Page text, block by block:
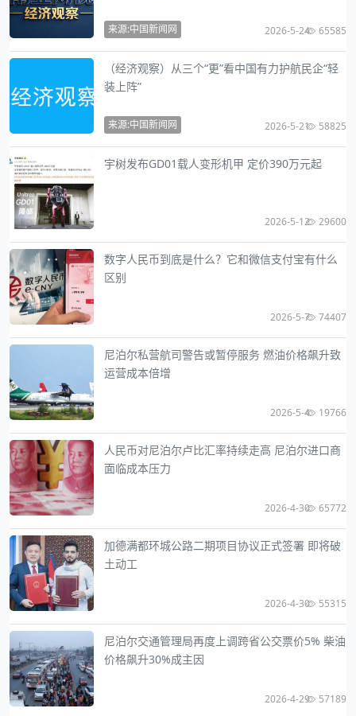
来源:中国新闻网 2026-5-24 65585
（经济观察）从三个“更”看中国有力护航民企“轻
装上阵”
来源:中国新闻网 2026-5-21 58825
宇树发布GD01载人变形机甲 定价390万元起
2026-5-12 29600
数字人民币到底是什么？它和微信支付宝有什么
区别
2026-5-7 74407
尼泊尔私营航司警告或暂停服务 燃油价格飙升致
运营成本倍增
2026-5-4 19766
人民币对尼泊尔卢比汇率持续走高 尼泊尔进口商
面临成本压力
2026-4-30 65772
加德满都环城公路二期项目协议正式签署 即将破
土动工
2026-4-30 55315
尼泊尔交通管理局再度上调跨省公交票价5% 柴油
价格飙升30%成主因
2026-4-29 57189